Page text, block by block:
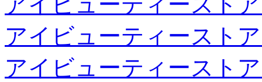
アイビューティースト
アイビューティースト